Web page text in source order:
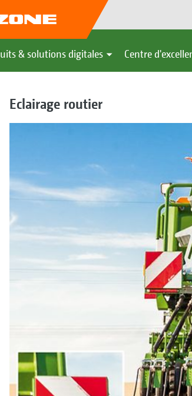
& solutions digitales Centre
Eclairage routier